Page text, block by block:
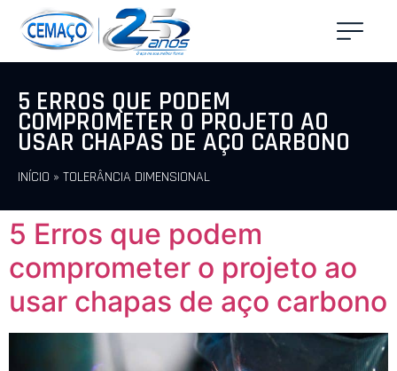
5 ERROS QUE PODEM
COMPROMETER O PROJETO AO
USAR CHAPAS DE AÇO CARBONO
INÍCIO » TOLERÂNCIA DIMENSIONAL
5 Erros que podem
comprometer o projeto ao
usar chapas de aço carbono